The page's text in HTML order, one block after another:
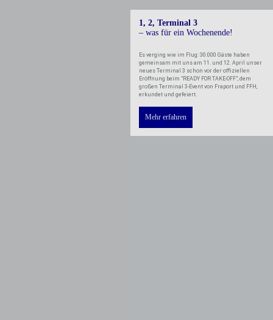
1, 2, Terminal 3
– was für ein Wochenende!
Es verging wie im Flug: 30.000 Gäste haben
gemeinsam mit uns am 11. und 12. April unser
neues Terminal 3 schon vor der offiziellen
Eröffnung beim "READY FOR TAKE-OFF", dem
großen Terminal 3-Event von Fraport und FFH,
erkundet und gefeiert.
Mehr erfahren